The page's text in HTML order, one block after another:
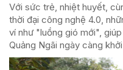
Với sức trẻ, nhiệt huyết,
thời đại công nghệ 4.0,
ví như "luồng gió mới",
Quảng Ngãi ngày càng